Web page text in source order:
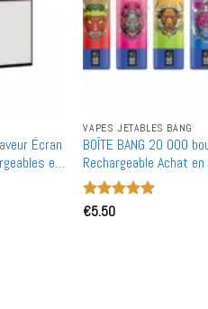
Écran
en
VAPES JETABLES BANG
BOÎTE BANG 20 000
Rechargeable Achat
Note
€5.50